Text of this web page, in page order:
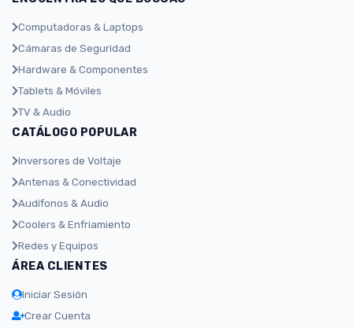
Computadoras & Laptops
Cámaras de Seguridad
Hardware & Componentes
Tablets & Móviles
TV & Audio
CATÁLOGO POPULAR
Inversores de Voltaje
Antenas & Conectividad
Audífonos & Audio
Coolers & Enfriamiento
Redes y Equipos
ÁREA CLIENTES
Iniciar Sesión
Crear Cuenta